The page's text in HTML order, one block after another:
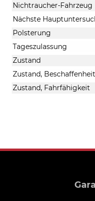
Nichtraucher-Fahrzeug
Nächste
Polsterung
Tageszulassung
Zustand
Zustand, Beschaffenheit
Zustand, Fahrfähigkeit